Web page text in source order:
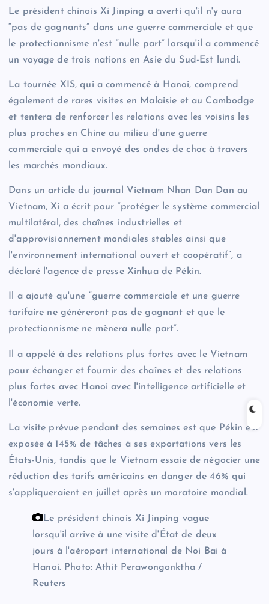
Le président chinois Xi Jinping a averti qu'il n'y aura
“pas de gagnants” dans une guerre commerciale et que
le protectionnisme n'est “nulle part” lorsqu'il a commencé
un voyage de trois nations en Asie du Sud-Est lundi.
La tournée XIS, qui a commencé à Hanoi, comprend
également de rares visites en Malaisie et au Cambodge
et tentera de renforcer les relations avec les voisins les
plus proches en Chine au milieu d'une guerre
commerciale qui a envoyé des ondes de choc à travers
les marchés mondiaux.
Dans un article du journal Vietnam Nhan Dan Dan au
Vietnam, Xi a écrit pour “protéger le système commercial
multilatéral, des chaînes industrielles et
d'approvisionnement mondiales stables ainsi que
l'environnement international ouvert et coopératif”, a
déclaré l'agence de presse Xinhua de Pékin.
Il a ajouté qu'une “guerre commerciale et une guerre
tarifaire ne généreront pas de gagnant et que le
protectionnisme ne mènera nulle part”.
Il a appelé à des relations plus fortes avec le Vietnam
pour échanger et fournir des chaînes et des relations
plus fortes avec Hanoi avec l'intelligence artificielle et
l'économie verte.
La visite prévue pendant des semaines est que Pékin est
exposée à 145% de tâches à ses exportations vers les
États-Unis, tandis que le Vietnam essaie de négocier une
réduction des tarifs américains en danger de 46% qui
s'appliqueraient en juillet après un moratoire mondial.
Le président chinois Xi Jinping vague
lorsqu'il arrive à une visite d'État de deux
jours à l'aéroport international de Noi Bai à
Hanoi. Photo: Athit Perawongonktha /
Reuters